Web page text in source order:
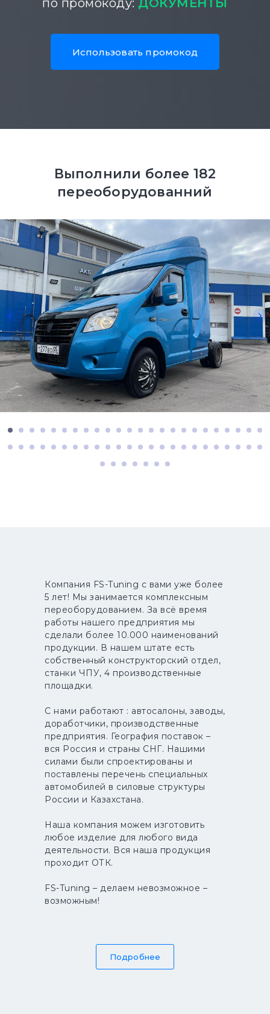
по промокоду: ДОКУМЕНТЫ
Иcпользовать промокод
Выполнили более 182
переоборудованний
Компания FS-Tuning с вами уже более
5 лет! Мы занимается комплексным
переоборудованием. За всё время
работы нашего предприятия мы
сделали более 10.000 наименований
продукции. В нашем штате есть
собственный конструкторский отдел,
станки ЧПУ, 4 производственные
площадки.
С нами работают : автосалоны, заводы,
доработчики, производственные
предприятия. География поставок –
вся Россия и страны СНГ. Нашими
силами были спроектированы и
поставлены перечень специальных
автомобилей в силовые структуры
России и Казахстана.
Наша компания можем изготовить
любое изделие для любого вида
деятельности. Вся наша продукция
проходит ОТК.
FS-Tuning – делаем невозможное –
возможным!
Подробнее